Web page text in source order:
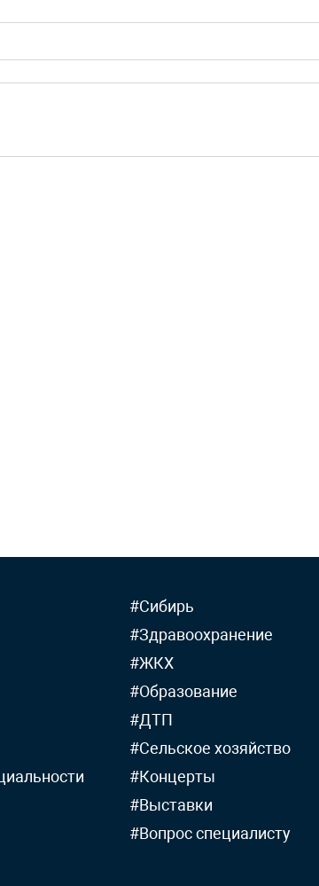
#Сибирь
#Здравоохранение
#ЖКХ
#Образование
#ДТП
#Сельское хозяйство
#Концерты
#Выставки
#Вопрос специалисту